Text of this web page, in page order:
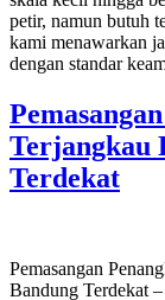
petir, namun butuh
kami menawarkan
dengan standar
Terjangkau
Terdekat
Pemasangan
Bandung Terdekat